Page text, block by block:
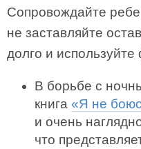
Сопровождайте
не заставляйте
долго и
В борьбе с
книга «Я не
и очень
что